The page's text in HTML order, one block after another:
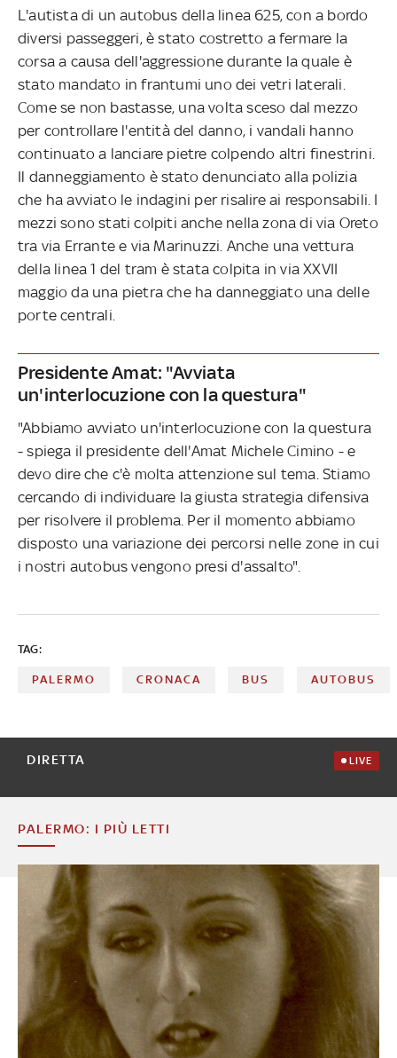
L'autista di un autobus della linea 625, con a bordo
diversi passeggeri, è stato costretto a fermare la
corsa a causa dell'aggressione durante la quale è
stato mandato in frantumi uno dei vetri laterali.
Come se non bastasse, una volta sceso dal mezzo
per controllare l'entità del danno, i vandali hanno
continuato a lanciare pietre colpendo altri finestrini.
Il danneggiamento è stato denunciato alla polizia
che ha avviato le indagini per risalire ai responsabili. I
mezzi sono stati colpiti anche nella zona di via Oreto
tra via Errante e via Marinuzzi. Anche una vettura
della linea 1 del tram è stata colpita in via XXVII
maggio da una pietra che ha danneggiato una delle
porte centrali.
Presidente Amat: "Avviata
un'interlocuzione con la questura"
"Abbiamo avviato un'interlocuzione con la questura
- spiega il presidente dell'Amat Michele Cimino - e
devo dire che c'è molta attenzione sul tema. Stiamo
cercando di individuare la giusta strategia difensiva
per risolvere il problema. Per il momento abbiamo
disposto una variazione dei percorsi nelle zone in cui
i nostri autobus vengono presi d'assalto".
TAG:
PALERMO CRONACA BUS AUTOBUS
DIRETTA LIVE
PALERMO: I PIÙ LETTI